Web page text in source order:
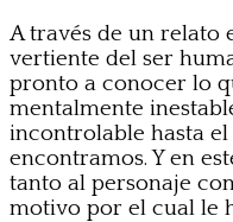
A través de un relato
vertiente del ser
pronto a conocer lo
mentalmente
incontrolable hasta
encontramos. Y en
tanto al personaje
motivo por el cual le